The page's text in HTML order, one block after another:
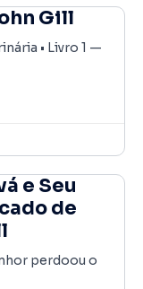
Gill
• Livro 1 —
e Seu
de
perdoou o